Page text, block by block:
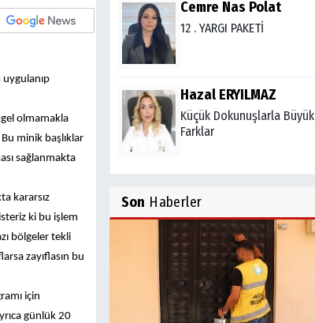
olmamakla
minik başlıklar
sağlanmakta
kararsız
ki bu işlem
bölgeler tekli
zayıflasın bu
için
günlük 20
Arayışı
Cemre Nas Polat
12 . YARGI PAKETİ
Hazal ERYILMAZ
Küçük Dokunuşlarla Büyük
Farklar
KİBİR!
Mehmet KOYUNCU
Yayın Hayatına Başlarken
Son Haberler